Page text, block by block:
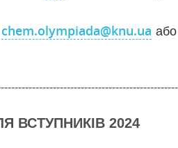
chem.olympiada@knu.ua
ВСТУПНИКІВ 2024